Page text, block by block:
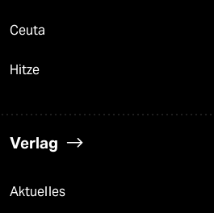
Ceuta
Hitze
Verlag
Aktuelles